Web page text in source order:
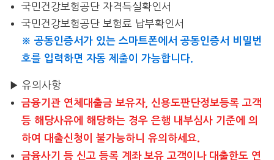
국민건강보험공단 자격득실확인서
국민건강보험공단 보험료 납부확인서
※ 공동인증서가 있는 스마트폰에서 공동인증서 비밀번
호를 입력하면 자동 제출이 가능합니다.
▶ 유의사항
금융기관 연체대출금 보유자, 신용도판단정보등록 고객
등 해당사유에 해당하는 경우 은행 내부심사 기준에 의
하여 대출신청이 불가능하니 유의하세요.
금융사기 등 신고 등록 계좌 보유 고객이나 대출한도 연